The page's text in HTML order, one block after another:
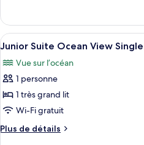
Panoramic
Ocean
Front
Single
Use
Panoramic
Ocean
Front
Use
Afficher
toutes
les
photos
pour
ce
type
de
5
Junior Suite Ocean View Single
Vue sur l’océan
1 personne
1 très grand lit
Wi-Fi gratuit
Plus de détails
Plus